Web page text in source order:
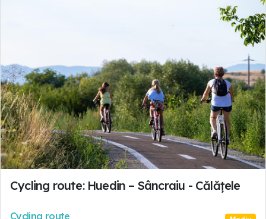
Cycling route: Huedin – Sâncraiu - Călățele
Cycling route